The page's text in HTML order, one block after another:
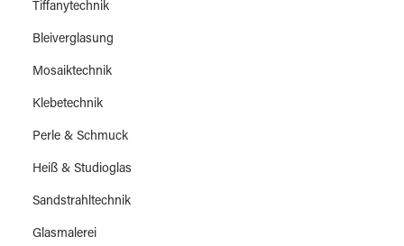
Tiffanytechnik
Bleiverglasung
Mosaiktechnik
Klebetechnik
Perle & Schmuck
Heiß & Studioglas
Sandstrahltechnik
Glasmalerei